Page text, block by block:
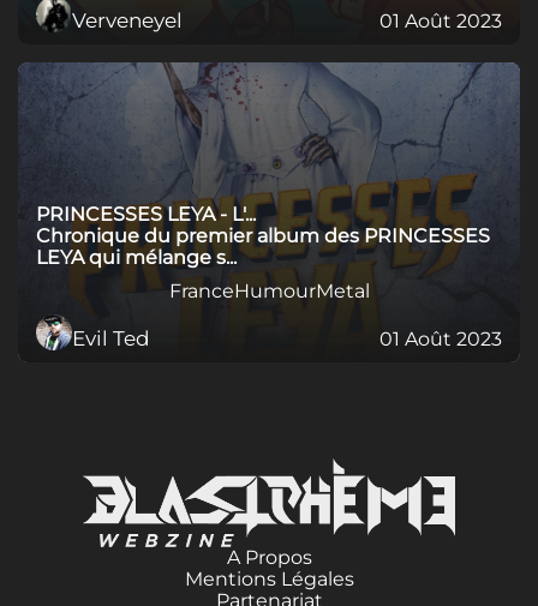
Verveneyel 01 Août 2023
PRINCESSES LEYA - L'...
Chronique du premier album des PRINCESSES
LEYA qui mélange s...
FranceHumourMetal
Evil Ted 01 Août 2023
A Propos
Mentions Légales
Partenariat